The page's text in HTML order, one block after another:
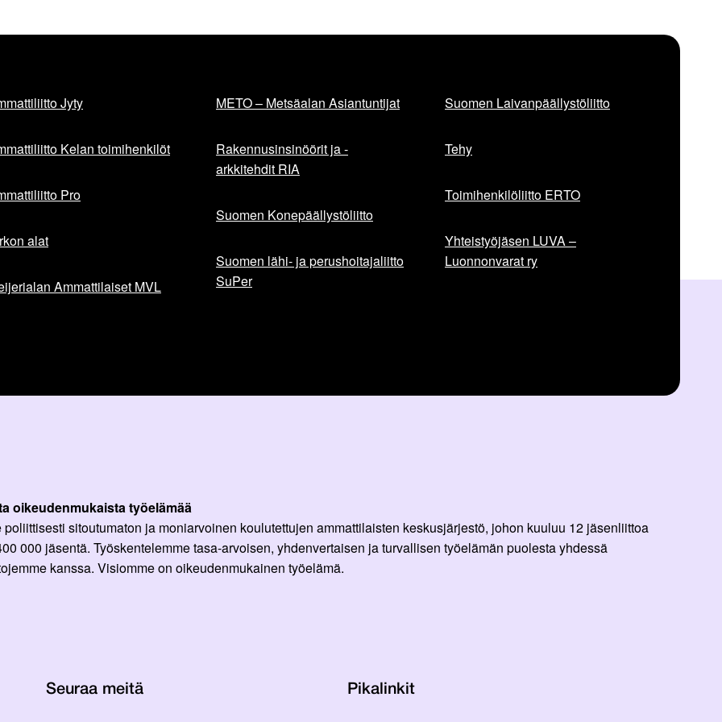
a
a
Jyty
Kelan toimihenkilöt
Pro
alat
Ammattilaiset MVL
METO – Metsäalan Asiantuntijat
Rakennusinsinöörit ja -
arkkitehdit RIA
Suomen Konepäällystöliitto
Suomen lähi- ja perushoitajaliitto
SuPer
Suomen Laivanpäällystöliitto
Tehy
Toimihenkilöliitto ERTO
Yhteistyöjäsen LUVA –
Luonnonvarat ry
oikeudenmukaista työelämää
poliittisesti sitoutumaton ja moniarvoinen koulutettujen ammattilaisten keskusjärjestö, johon kuuluu 12 jäsenliittoa
000 jäsentä. Työskentelemme tasa-arvoisen, yhdenvertaisen ja turvallisen työelämän puolesta yhdessä
kanssa. Visiomme on oikeudenmukainen työelämä.
Seuraa meitä Pikalinkit